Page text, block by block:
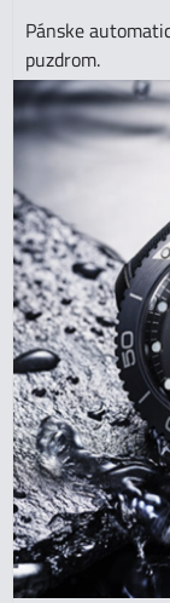
Pánske
puzdrom.